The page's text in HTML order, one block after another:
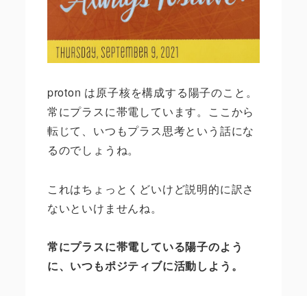
proton は原子核を構成する陽子のこと。
常にプラスに帯電しています。ここから
転じて、いつもプラス思考という話にな
るのでしょうね。
これはちょっとくどいけど説明的に訳さ
ないといけませんね。
常にプラスに帯電している陽子のよう
に、いつもポジティブに活動しよう。